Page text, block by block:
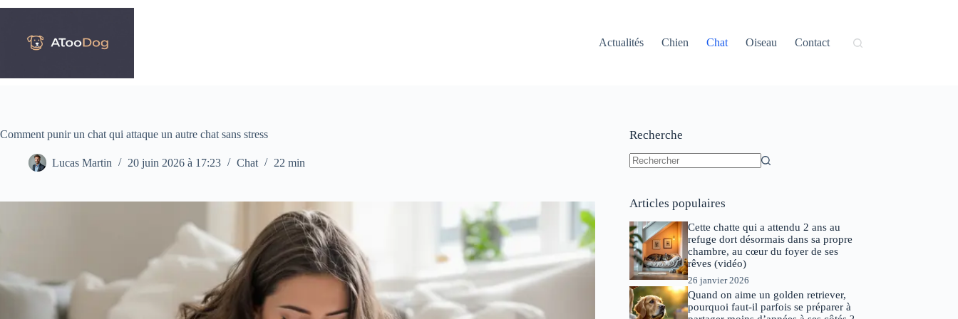
Passer
Actualités
Chien Chat Oiseau Contact
Comment punir un chat qui attaque un autre chat sans stress
Lucas Martin 20 juin 2026 à 17:23 Chat 22 min
Recherche
Articles populaires
Cette chatte qui a attendu 2 ans au
refuge dort désormais dans sa propre
chambre, au cœur du foyer de ses
rêves (vidéo)
26 janvier 2026
Quand on aime un golden retriever,
pourquoi faut-il parfois se préparer à